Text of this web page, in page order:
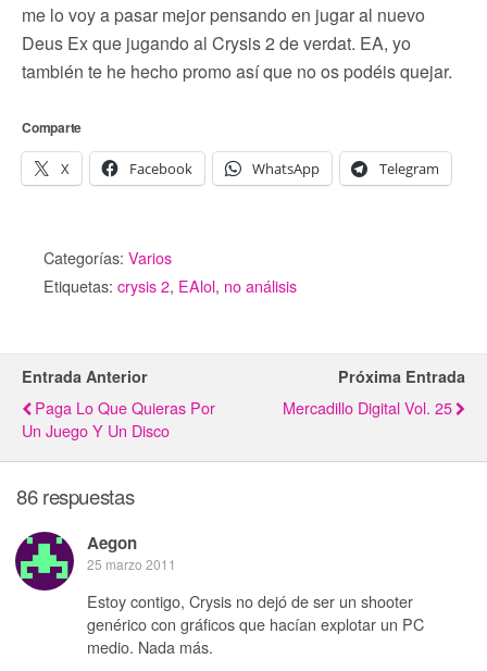
me lo voy a pasar mejor pensando en jugar al nuevo
Deus Ex que jugando al Crysis 2 de verdat. EA, yo
también te he hecho promo así que no os podéis quejar.
Comparte
X Facebook WhatsApp Telegram
Categorías: Varios
Etiquetas: crysis 2, EAlol, no análisis
Entrada Anterior
Paga Lo Que Quieras Por
Un Juego Y Un Disco
Próxima Entrada
Mercadillo Digital Vol. 25
86 respuestas
Aegon
25 marzo 2011
Estoy contigo, Crysis no dejó de ser un shooter
genérico con gráficos que hacían explotar un PC
medio. Nada más.